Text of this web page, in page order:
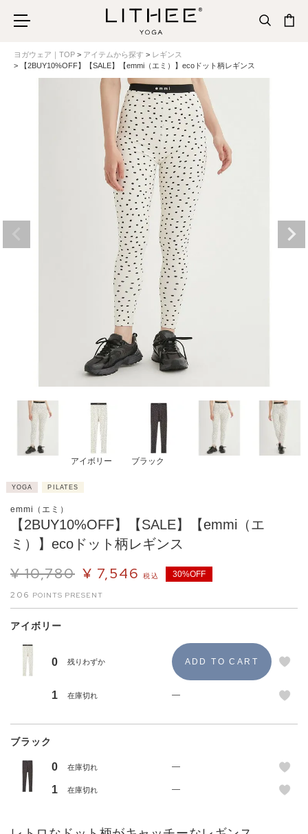
ヨガウェア｜TOP アイテムから探す
レギンス
【2BUY10%OFF】【SALE】【emmi（エミ）】ecoドット柄レギンス
アイボリー ブラック
YOGA PILATES
emmi（エミ）
【2BUY10%OFF】【SALE】【emmi（エ
ミ）】ecoドット柄レギンス
¥ 10,780 ¥ 7,546 税込 30%OFF
206
アイボリー
0 残りわずか
1 在庫切れ —
ブラック
0 在庫切れ —
1 在庫切れ —